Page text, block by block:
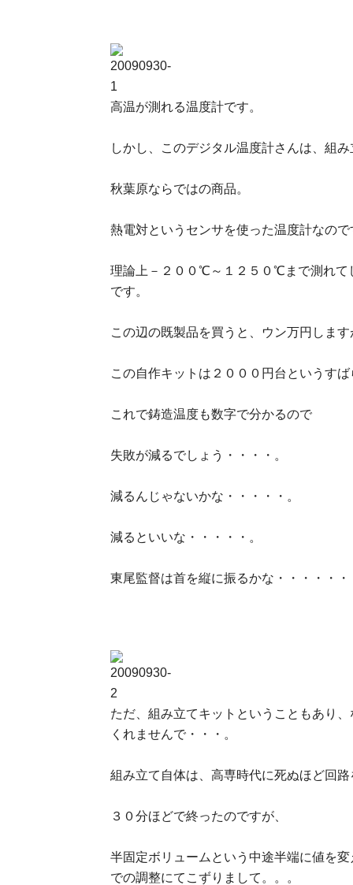
高温が測れる温度計です。
しかし、このデジタル温度計さんは、組
秋葉原ならではの商品。
熱電対というセンサを使った温度計なので
理論上－２００℃～１２５０℃まで測れて
です。
この辺の既製品を買うと、ウン万円します
この自作キットは２０００円台というす
これで鋳造温度も数字で分かるので
失敗が減るでしょう・・・・。
減るんじゃないかな・・・・・。
減るといいな・・・・・。
東尾監督は首を縦に振るかな・・・・・・
ただ、組み立てキットということもあり
くれませんで・・・。
組み立て自体は、高専時代に死ぬほど回
３０分ほどで終ったのですが、
半固定ボリュームという中途半端に値を
での調整にてこずりまして。。。